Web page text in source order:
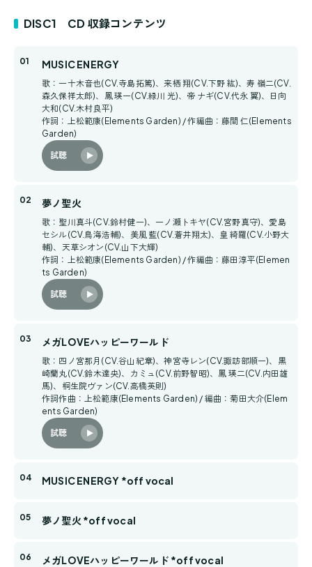
DISC1 CD 収録コンテンツ
MUSIC ENERGY
歌：一十木音也(CV.寺島拓篤)、来栖 翔(CV.下野 紘)、寿 嶺二(CV.
森久保祥太郎)、鳳 瑛一(CV.緑川 光)、帝 ナギ(CV.代永 翼)、日向
大和(CV.木村良平)
作詞：上松範康(Elements Garden) / 作編曲：藤間 仁(Elements
Garden)
試聴
夢ノ聖火
歌：聖川真斗(CV.鈴村健一)、一ノ瀬トキヤ(CV.宮野真守)、愛島
セシル(CV.鳥海浩輔)、美風 藍(CV.蒼井翔太)、皇 綺羅(CV.小野大
輔)、天草シオン(CV.山下大輝)
作詞：上松範康(Elements Garden) / 作編曲：藤田淳平(Elemen
ts Garden)
試聴
メガLOVEハッピーワールド
歌：四ノ宮那月(CV.谷山紀章)、神宮寺レン(CV.諏訪部順一)、黒
崎蘭丸(CV.鈴木達央)、カミュ(CV.前野智昭)、鳳 瑛二(CV.内田雄
馬)、桐生院ヴァン(CV.高橋英則)
作詞作曲：上松範康(Elements Garden) / 編曲：菊田大介(Elem
ents Garden)
試聴
MUSIC ENERGY *off vocal
夢ノ聖火 *off vocal
メガLOVEハッピーワールド *off vocal